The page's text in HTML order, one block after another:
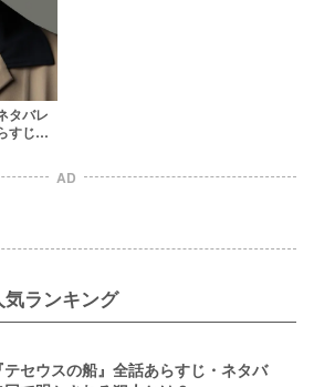
タバレ
すじや
AD
気ランキング
テセウスの船』全話あらすじ・ネタバ